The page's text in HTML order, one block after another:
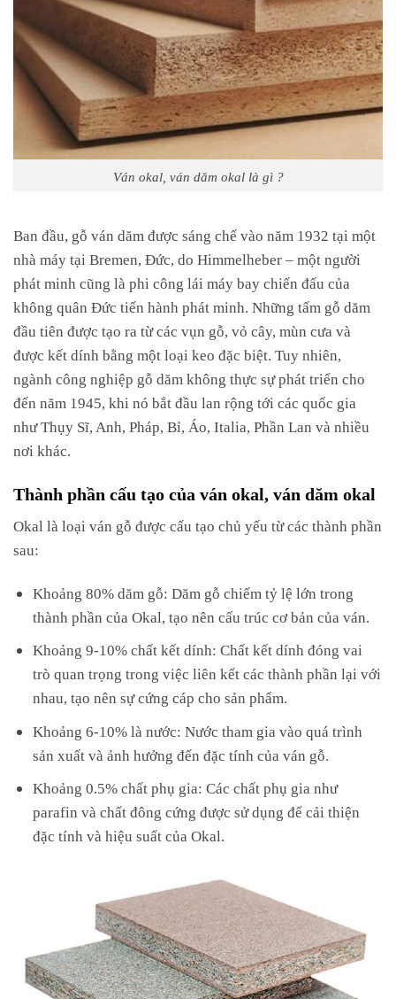
Ván okal, ván dăm okal là gì ?
Ban đầu, gỗ ván dăm được sáng chế vào năm 1932 tại một
nhà máy tại Bremen, Đức, do Himmelheber – một người
phát minh cũng là phi công lái máy bay chiến đấu của
không quân Đức tiến hành phát minh. Những tấm gỗ dăm
đầu tiên được tạo ra từ các vụn gỗ, vỏ cây, mùn cưa và
được kết dính bằng một loại keo đặc biệt. Tuy nhiên,
ngành công nghiệp gỗ dăm không thực sự phát triển cho
đến năm 1945, khi nó bắt đầu lan rộng tới các quốc gia
như Thụy Sĩ, Anh, Pháp, Bỉ, Áo, Italia, Phần Lan và nhiều
nơi khác.
Thành phần cấu tạo của ván okal, ván dăm okal
Okal là loại ván gỗ được cấu tạo chủ yếu từ các thành phần
sau:
Khoảng 80% dăm gỗ: Dăm gỗ chiếm tỷ lệ lớn trong
thành phần của Okal, tạo nên cấu trúc cơ bản của ván.
Khoảng 9-10% chất kết dính: Chất kết dính đóng vai
trò quan trọng trong việc liên kết các thành phần lại với
nhau, tạo nên sự cứng cáp cho sản phẩm.
Khoảng 6-10% là nước: Nước tham gia vào quá trình
sản xuất và ảnh hưởng đến đặc tính của ván gỗ.
Khoảng 0.5% chất phụ gia: Các chất phụ gia như
parafin và chất đông cứng được sử dụng để cải thiện
đặc tính và hiệu suất của Okal.